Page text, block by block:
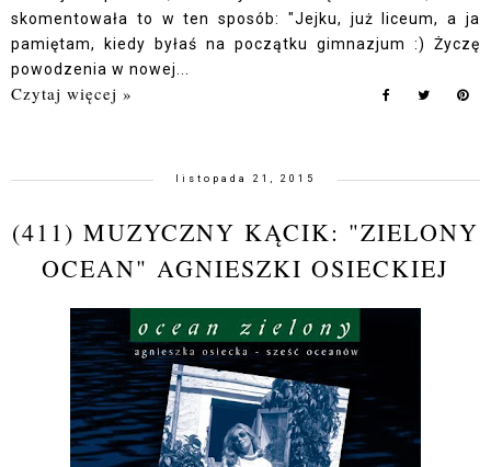
skomentowała to w ten sposób: "Jejku, już liceum, a ja
pamiętam, kiedy byłaś na początku gimnazjum :) Życzę
powodzenia w nowej...
Czytaj więcej »
listopada 21, 2015
(411) MUZYCZNY KĄCIK: "ZIELONY
OCEAN" AGNIESZKI OSIECKIEJ